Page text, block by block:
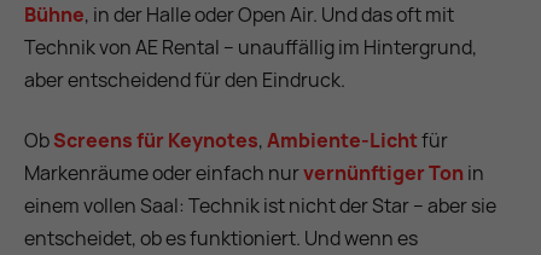
Bühne, in der Halle oder Open Air. Und das oft mit
Technik von AE Rental – unauffällig im Hintergrund,
aber entscheidend für den Eindruck.
ObScreens für Keynotes,Ambiente-Lichtfür
Markenräume oder einfach nurvernünftiger Ton in
einem vollen Saal: Technik ist nicht der Star – aber sie
entscheidet, ob es funktioniert. Und wenn es